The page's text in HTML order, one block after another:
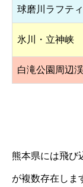
球磨川ラフテ
氷川・立神峡
白滝公園周辺
熊本県には飛び
が複数存在しま